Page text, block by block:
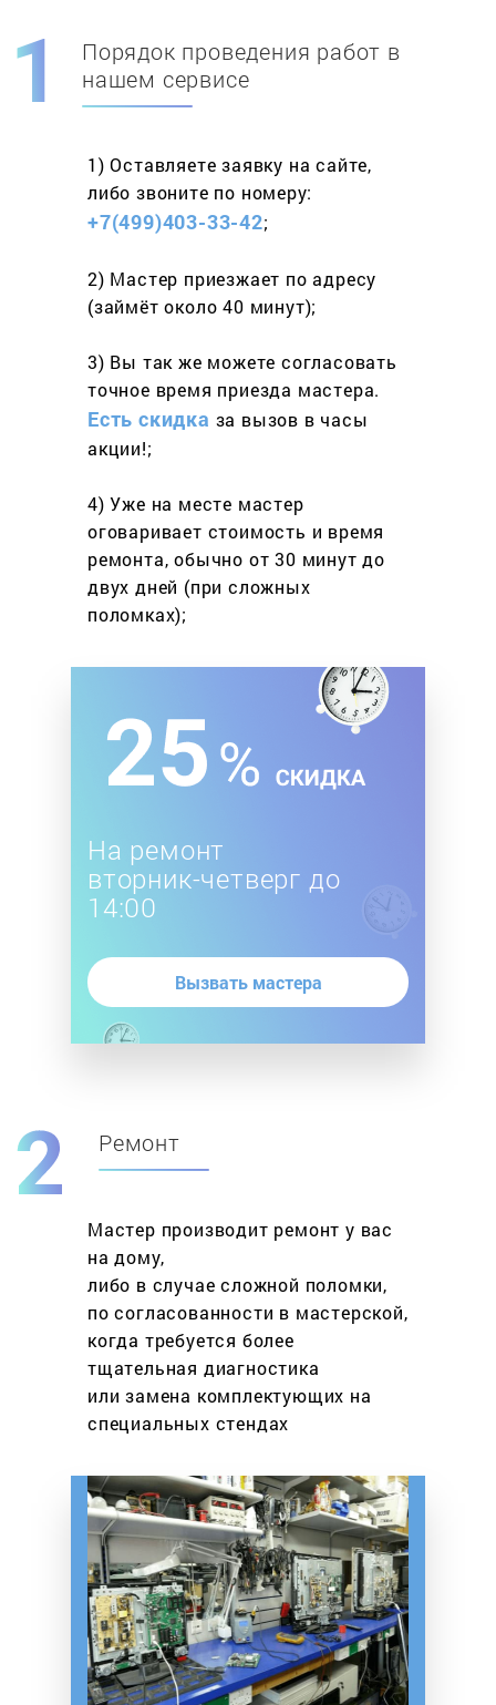
Скидка при первомзаказе на адрес
составит 15%
Работаем более 10 лет
весь спектр услуг
Порядок проведения работ в
нашем сервисе
1) Оставляете заявку на сайте,
либо звоните по номеру:
+7(499)403-33-42;
2) Мастер приезжает по адресу
(займёт около 40 минут);
3) Вы так же можете согласовать
точное время приезда мастера.
Есть скидка за вызов в часы
акции!;
4) Уже на месте мастер
оговаривает стоимость и время
ремонта, обычно от 30 минут до
двух дней (при сложных
поломках);
На ремонт
вторник-четверг до
14:00
Вызвать мастера
Ремонт
Мастер производит ремонт у вас
на дому,
либо в случае сложной поломки,
по согласованности в мастерской,
когда требуется более
тщательная диагностика
или замена комплектующих на
специальных стендах